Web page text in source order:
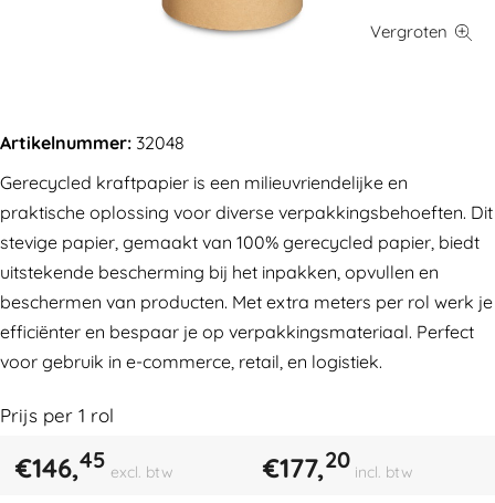
Artikelnummer: 32048
Gerecycled kraftpapier is een milieuvriendelijke en
praktische oplossing voor diverse verpakkingsbehoeften. Dit
stevige papier, gemaakt van 100% gerecycled papier, biedt
uitstekende bescherming bij het inpakken, opvullen en
beschermen van producten. Met extra meters per rol werk je
efficiënter en bespaar je op verpakkingsmateriaal. Perfect
voor gebruik in e-commerce, retail, en logistiek.
Prijs per 1 rol
€146,45 excl. btw €177,20 incl. btw